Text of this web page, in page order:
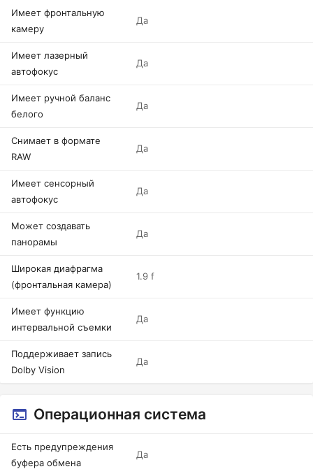
Имеет фронтальную
камеру
Да
Имеет лазерный
автофокус
Да
Имеет ручной баланс
белого
Да
Снимает в формате
RAW
Да
Имеет сенсорный
автофокус
Да
Может создавать
панорамы
Да
Широкая диафрагма
(фронтальная камера)
1.9 f
Имеет функцию
интервальной съемки
Да
Поддерживает запись
Dolby Vision
Да
Операционная система
Есть предупреждения
буфера обмена
Да